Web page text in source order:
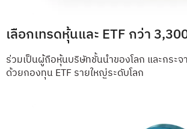
เลือกเทรดหุ้นและ ETF กว่า
ร่วมเป็นผู้ถือหุ้นบริษัทชั้นนำของโลก และกระ
ด้วยกองทุน ETF รายใหญ่ระดับโลก